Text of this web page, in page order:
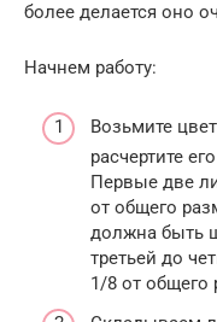
более делается оно
Начнем работу:
Возьмите
расчертите
Первые две
от общего
должна быть
третьей до
1/8 от общего